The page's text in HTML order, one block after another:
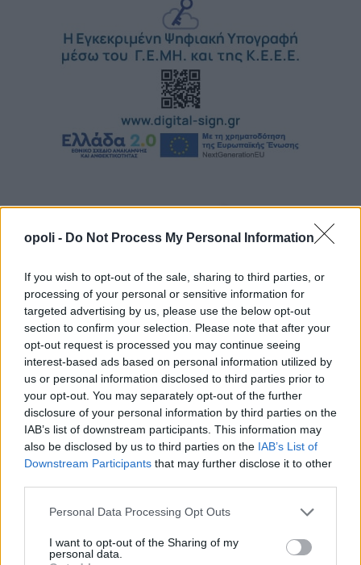
opoli - Do Not Process My Personal Information
If you wish to opt-out of the sale, sharing to third parties, or
processing of your personal or sensitive information for
targeted advertising by us, please use the below opt-out
section to confirm your selection. Please note that after your
opt-out request is processed you may continue seeing
interest-based ads based on personal information utilized by
us or personal information disclosed to third parties prior to
your opt-out. You may separately opt-out of the further
disclosure of your personal information by third parties on the
IAB’s list of downstream participants. This information may
also be disclosed by us to third parties on the IAB’s List of
Downstream Participants that may further disclose it to other
Personal Data Processing Opt Outs
I want to opt-out of the Sharing of my
personal data.